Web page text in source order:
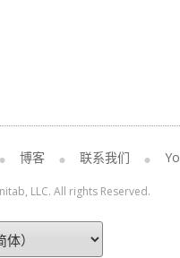
博客 联系我们
LLC. All rights Reserved.